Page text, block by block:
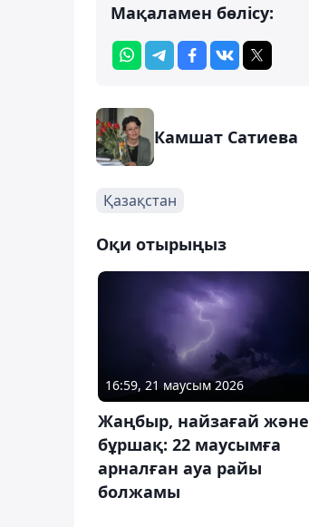
Мақаламен бөлісу:
Камшат Сатиева
Қазақстан
Оқи отырыңыз
16:59, 21 маусым 2026
Жаңбыр, найзағай және
бұршақ: 22 маусымға
арналған ауа райы
болжамы